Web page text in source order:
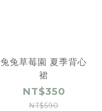
兔兔草莓園 夏季背心
裙
NT$350
NT$590